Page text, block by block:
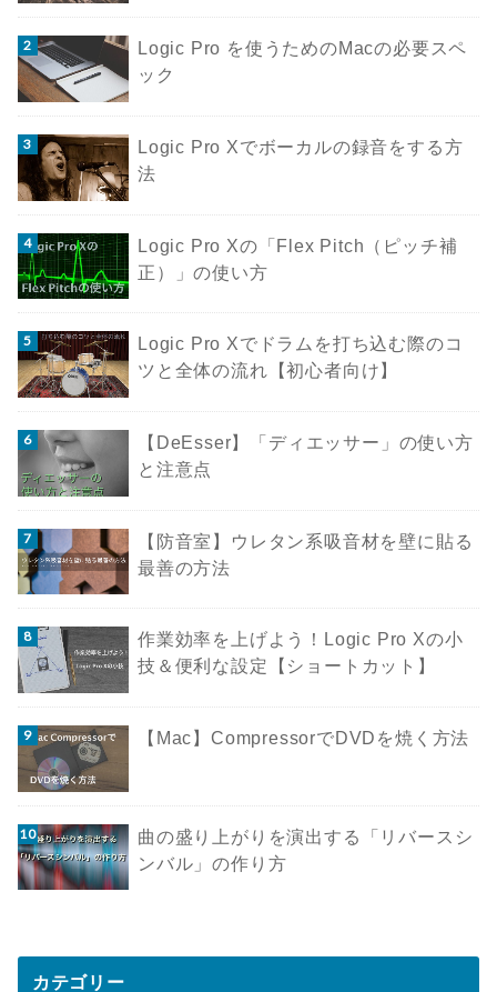
Logic Pro を使うためのMacの必要スペ
ック
Logic Pro Xでボーカルの録音をする方
法
Logic Pro Xの「Flex Pitch（ピッチ補
正）」の使い方
Logic Pro Xでドラムを打ち込む際のコ
ツと全体の流れ【初心者向け】
【DeEsser】「ディエッサー」の使い方
と注意点
【防音室】ウレタン系吸音材を壁に貼る
最善の方法
作業効率を上げよう！Logic Pro Xの小
技＆便利な設定【ショートカット】
【Mac】CompressorでDVDを焼く方法
曲の盛り上がりを演出する「リバースシ
ンバル」の作り方
カテゴリー